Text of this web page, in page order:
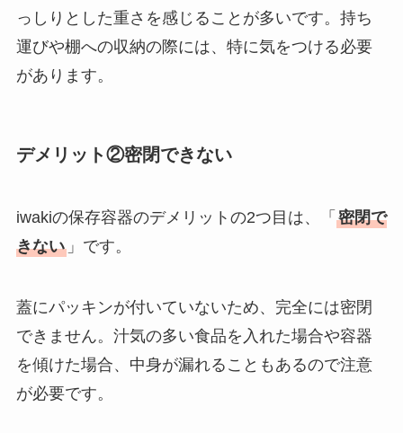
っしりとした重さを感じることが多いです。持ち
運びや棚への収納の際には、特に気をつける必要
があります。
デメリット②密閉できない
iwakiの保存容器のデメリットの2つ目は、「 密閉で
きない」です。
蓋にパッキンが付いていないため、完全には密閉
できません。汁気の多い食品を入れた場合や容器
を傾けた場合、中身が漏れることもあるので注意
が必要です。